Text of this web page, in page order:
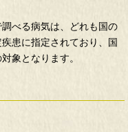
べる病気は、どれも国の
患に指定されており、国
象となります。